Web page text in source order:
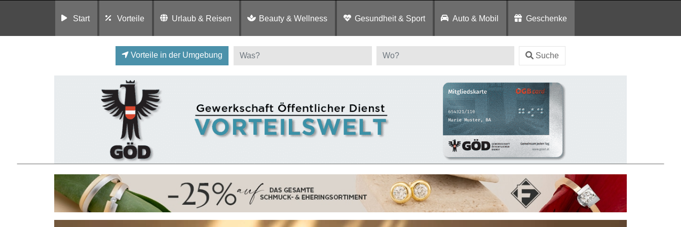
Start Vorteile Urlaub & Reisen Beauty & Wellness Gesundheit & Sport Auto & Mobil Geschenke
Vorteile in der Umgebung Suche